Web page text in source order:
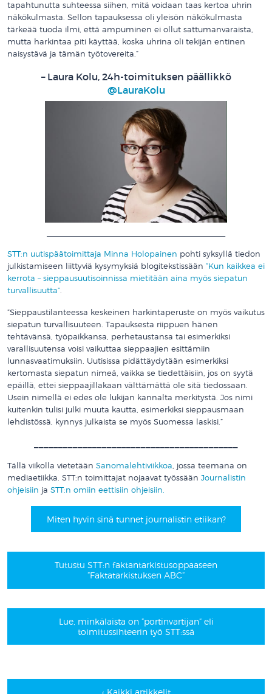
tapahtunutta suhteessa siihen, mitä voidaan taas kertoa uhrin
näkökulmasta. Sellon tapauksessa oli yleisön näkökulmasta
tärkeää tuoda ilmi, että ampuminen ei ollut sattumanvaraista,
mutta harkintaa piti käyttää, koska uhrina oli tekijän entinen
naisystävä ja tämän työtovereita.”
– Laura Kolu, 24h-toimituksen päällikkö
@LauraKolu
STT:n uutispäätoimittaja Minna Holopainen pohti syksyllä tiedon
julkistamiseen liittyviä kysymyksiä blogitekstissään ”Kun kaikkea ei
kerrota – sieppausuutisoinnissa mietitään aina myös siepatun
turvallisuutta”.
”Sieppaustilanteessa keskeinen harkintaperuste on myös vaikutus
siepatun turvallisuuteen. Tapauksesta riippuen hänen
tehtävänsä, työpaikkansa, perhetaustansa tai esimerkiksi
varallisuutensa voisi vaikuttaa sieppaajien esittämiin
lunnasvaatimuksiin. Uutisissa pidättäydytään esimerkiksi
kertomasta siepatun nimeä, vaikka se tiedettäisiin, jos on syytä
epäillä, ettei sieppaajillakaan välttämättä ole sitä tiedossaan.
Usein nimellä ei edes ole lukijan kannalta merkitystä. Jos nimi
kuitenkin tulisi julki muuta kautta, esimerkiksi sieppausmaan
lehdistössä, kynnys julkaista se myös Suomessa laskisi.”
Tällä viikolla vietetään Sanomalehtiviikkoa, jossa teemana on
mediaetiikka. STT:n toimittajat nojaavat työssään Journalistin
ohjeisiin ja STT:n omiin eettisiin ohjeisiin.
Miten hyvin sinä tunnet journalistin etiikan?
Tutustu STT:n faktantarkistusoppaaseen
”Faktatarkistuksen ABC”
Lue, minkälaista on ”portinvartijan” eli
toimitussihteerin työ STT:ssä
‹ Kaikki artikkelit